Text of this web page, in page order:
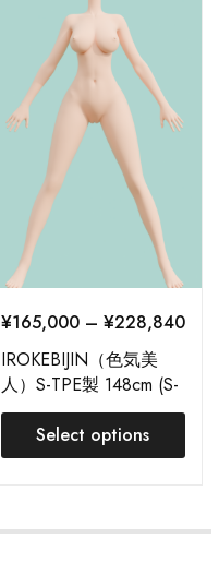
¥165,000– ¥228,840
IROKEBIJIN（色気美
人）S-TPE製 148cm (S-
TPEボディ+ S-TPE ヘッ
ド) 注文ページ
Select options